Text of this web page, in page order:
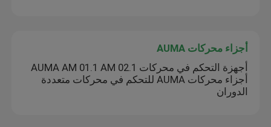
أجزاء محركات AUMA
أجهزة التحكم في محركات AUMA AM 01.1 AM 02.1
أجزاء محركات AUMA للتحكم في محركات متعددة
الدوران